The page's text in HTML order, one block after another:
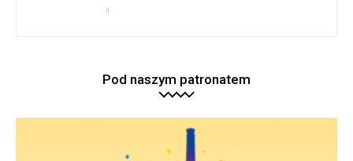
Pod naszym patronatem